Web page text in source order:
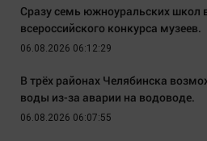
Сразу семь южноуральских школ
всероссийского конкурса музеев.
06.08.2026 06:12:29
В трёх районах Челябинска
воды из-за аварии на водоводе.
06.08.2026 06:07:55